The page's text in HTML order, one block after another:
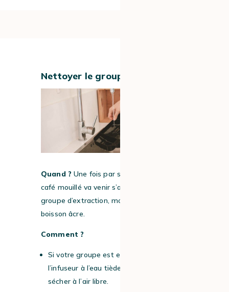
Nettoyer le groupe d’extraction
Quand ? Une fois par semaine. En effet, le
café mouillé va venir s’accumuler dans le
groupe d’extraction, moisir et rendre votre
boisson âcre.
Comment ?
Si votre groupe est extractible : rincez
l’infuseur à l’eau tiède et laissez-le
sécher à l’air libre.